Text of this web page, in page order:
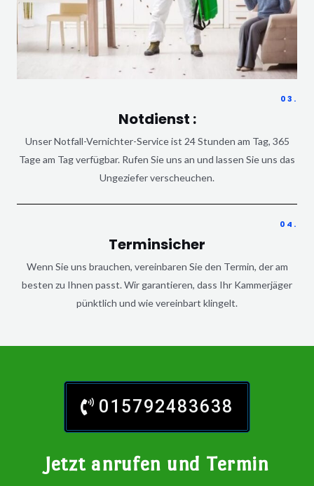
03.
Notdienst :
Unser Notfall-Vernichter-Service ist 24 Stunden am Tag, 365
Tage am Tag verfügbar. Rufen Sie uns an und lassen Sie uns das
Ungeziefer verscheuchen.
04.
Terminsicher
Wenn Sie uns brauchen, vereinbaren Sie den Termin, der am
besten zu Ihnen passt. Wir garantieren, dass Ihr Kammerjäger
pünktlich und wie vereinbart klingelt.
015792483638
Jetzt anrufen und Termin